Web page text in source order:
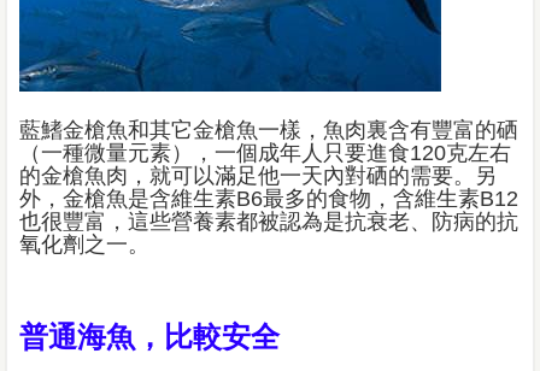
藍鰭金槍魚和其它金槍魚一樣，魚肉裏含有豐富的硒
（一種微量元素），一個成年人只要進食120克左右
的金槍魚肉，就可以滿足他一天內對硒的需要。另
外，金槍魚是含維生素B6最多的食物，含維生素B12
也很豐富，這些營養素都被認為是抗衰老、防病的抗
氧化劑之一。
普通海魚，比較安全